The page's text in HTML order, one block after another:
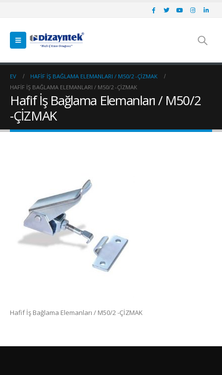
EV
HAFIF İŞ BAĞLAMA ELEMANLARI / M50/2 -ÇİZMAK
HAFIF İŞ BAĞLAMA ELEMANLARI / M50/2 -ÇİZMAK
Hafif İş Bağlama Elemanları / M50/2
-ÇİZMAK
Hafif İş Bağlama Elemanları / M50/2 -ÇİZMAK